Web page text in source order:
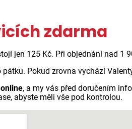
zdarma
jen 125 Kč. Při objednání nad 1
Pokud zrovna vychází
, a my vás před doručením
abyste měli vše pod kontrolou.